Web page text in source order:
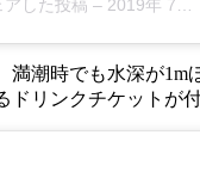
した投稿 – 2019年 7月月29日午前7時19分PDT
潮時でも水深が
リンクチケットが